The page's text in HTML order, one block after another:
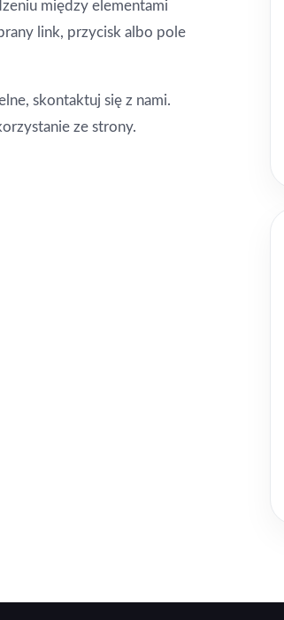
między elementami
link, przycisk albo pole
skontaktuj się z nami.
ze strony.